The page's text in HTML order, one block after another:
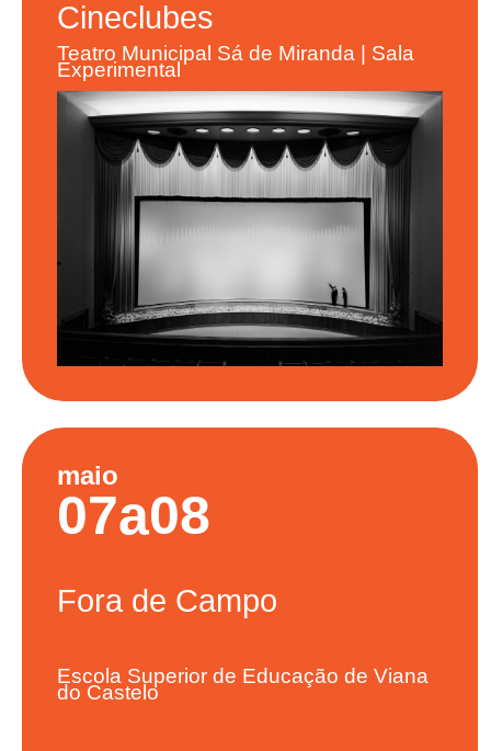
Cineclubes
Teatro Municipal Sá de Miranda | Sala
Experimental
maio
07a08
Fora de Campo
Escola Superior de Educação de Viana
do Castelo